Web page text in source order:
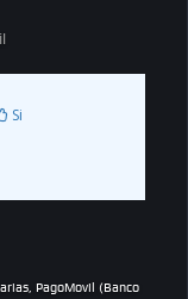
Si
PagoMovil (Banco